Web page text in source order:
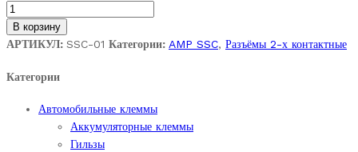
184000-
BLACK,
A
Разъём
В корзину
АРТИКУЛ: SSC-01 Категории: AMP SSC, Разъёмы 2-х контактные
Категории
Автомобильные клеммы
Аккумуляторные клеммы
Гильзы